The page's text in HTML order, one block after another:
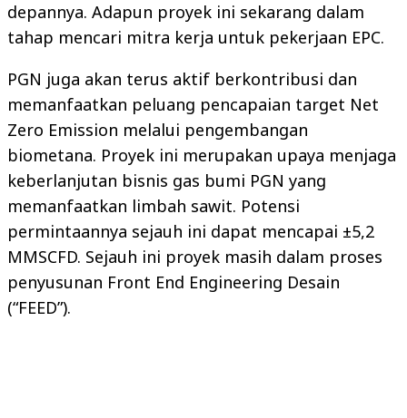
depannya. Adapun proyek ini sekarang dalam
tahap mencari mitra kerja untuk pekerjaan EPC.
PGN juga akan terus aktif berkontribusi dan
memanfaatkan peluang pencapaian target Net
Zero Emission melalui pengembangan
biometana. Proyek ini merupakan upaya menjaga
keberlanjutan bisnis gas bumi PGN yang
memanfaatkan limbah sawit. Potensi
permintaannya sejauh ini dapat mencapai ±5,2
MMSCFD. Sejauh ini proyek masih dalam proses
penyusunan Front End Engineering Desain
(“FEED”).